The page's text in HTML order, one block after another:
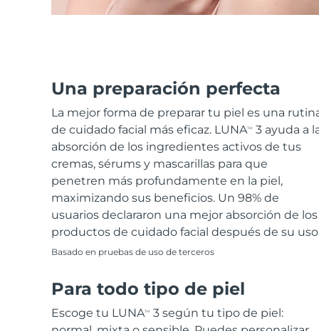
Una preparación perfecta
La mejor forma de preparar tu piel es una
de cuidado facial más eficaz. LUNATM
3 ayuda a
absorción de los ingredientes activos de tus
cremas, sérums y mascarillas para que
penetren más profundamente en la piel,
maximizando sus beneficios. Un 98% de
usuarios declararon una mejor absorción de los
productos de cuidado facial después de su
Basado en pruebas de uso de terceros
Para todo tipo de piel
Escoge tu LUNATM
3 según tu tipo de piel: